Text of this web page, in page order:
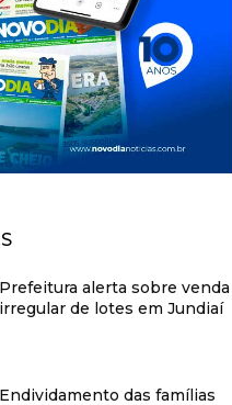
Prefeitura alerta sobre venda
irregular de lotes em Jundiaí
Endividamento das famílias